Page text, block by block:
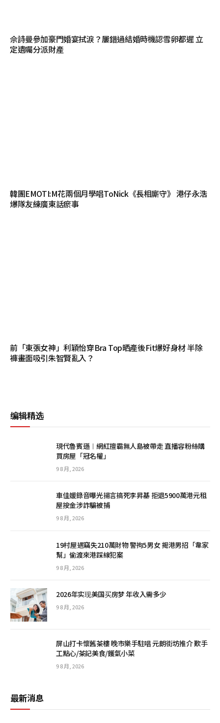
佘詩曼參加豪門婚宴拭淚？屢錯過結婚時機認雪卵都遲 立
定遺囑分派財產
韓團EMOTI:M花兩個月學唱ToNick《長相廝守》 港仔永浩
爆隊友練廣東話瘀事
前「東張女神」利穎怡穿Bra Top晒產後Fit爆好身材 半除
褲畫面吸引朱智賢亂入？
编辑精选
現代魯賓遜︱網紅擅霸無人島被帶走 直播容粉絲購
買房屋「冠名權」
9 8 月, 2026
車佳媛錄音曝光揚言搞死李昇基 拒退5900萬港元租
屋按金涉詐騙被捕
9 8 月, 2026
19村屋遇竊失210萬財物 警拘5男女 揭港男招「韋家
幫」偷渡來港踩線犯案
9 8 月, 2026
2026年实现美国买房梦 年收入需多少
9 8 月, 2026
屏山打卡懷舊茶樓 晚市樂手駐唱 元朗街坊推介 歎手
工點心/茶記美食/鑊氣小菜
9 8 月, 2026
最新消息